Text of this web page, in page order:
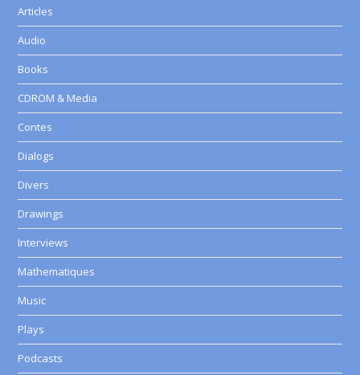
Articles
Audio
Books
CDROM & Media
Contes
Dialogs
Divers
Drawings
Interviews
Mathematiques
Music
Plays
Podcasts